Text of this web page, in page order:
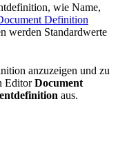
wie Name,
Definition
werden Standardwerte
anzuzeigen und zu
EditorDocument
aus.